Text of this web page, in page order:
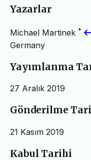
Yazarlar
Michael Martinek *
Germany
Yayımlanma
27 Aralık 2019
Gönderilme
21 Kasım 2019
Kabul Tarihi